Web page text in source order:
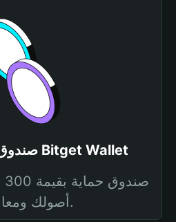
صندوق حماية محفظة Bitget Wallet
أصولك ومعاملاتك.